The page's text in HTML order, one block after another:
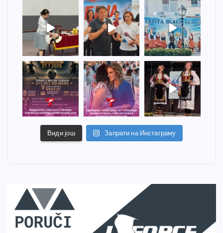
Види још Запрати на Инстаграму